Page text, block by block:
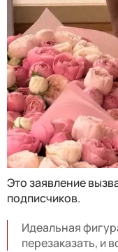
Это заявление
подписчиков.
Идеальная
перезаказать, и